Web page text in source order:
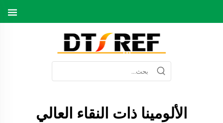
الألومينا ذات النقاء العالي